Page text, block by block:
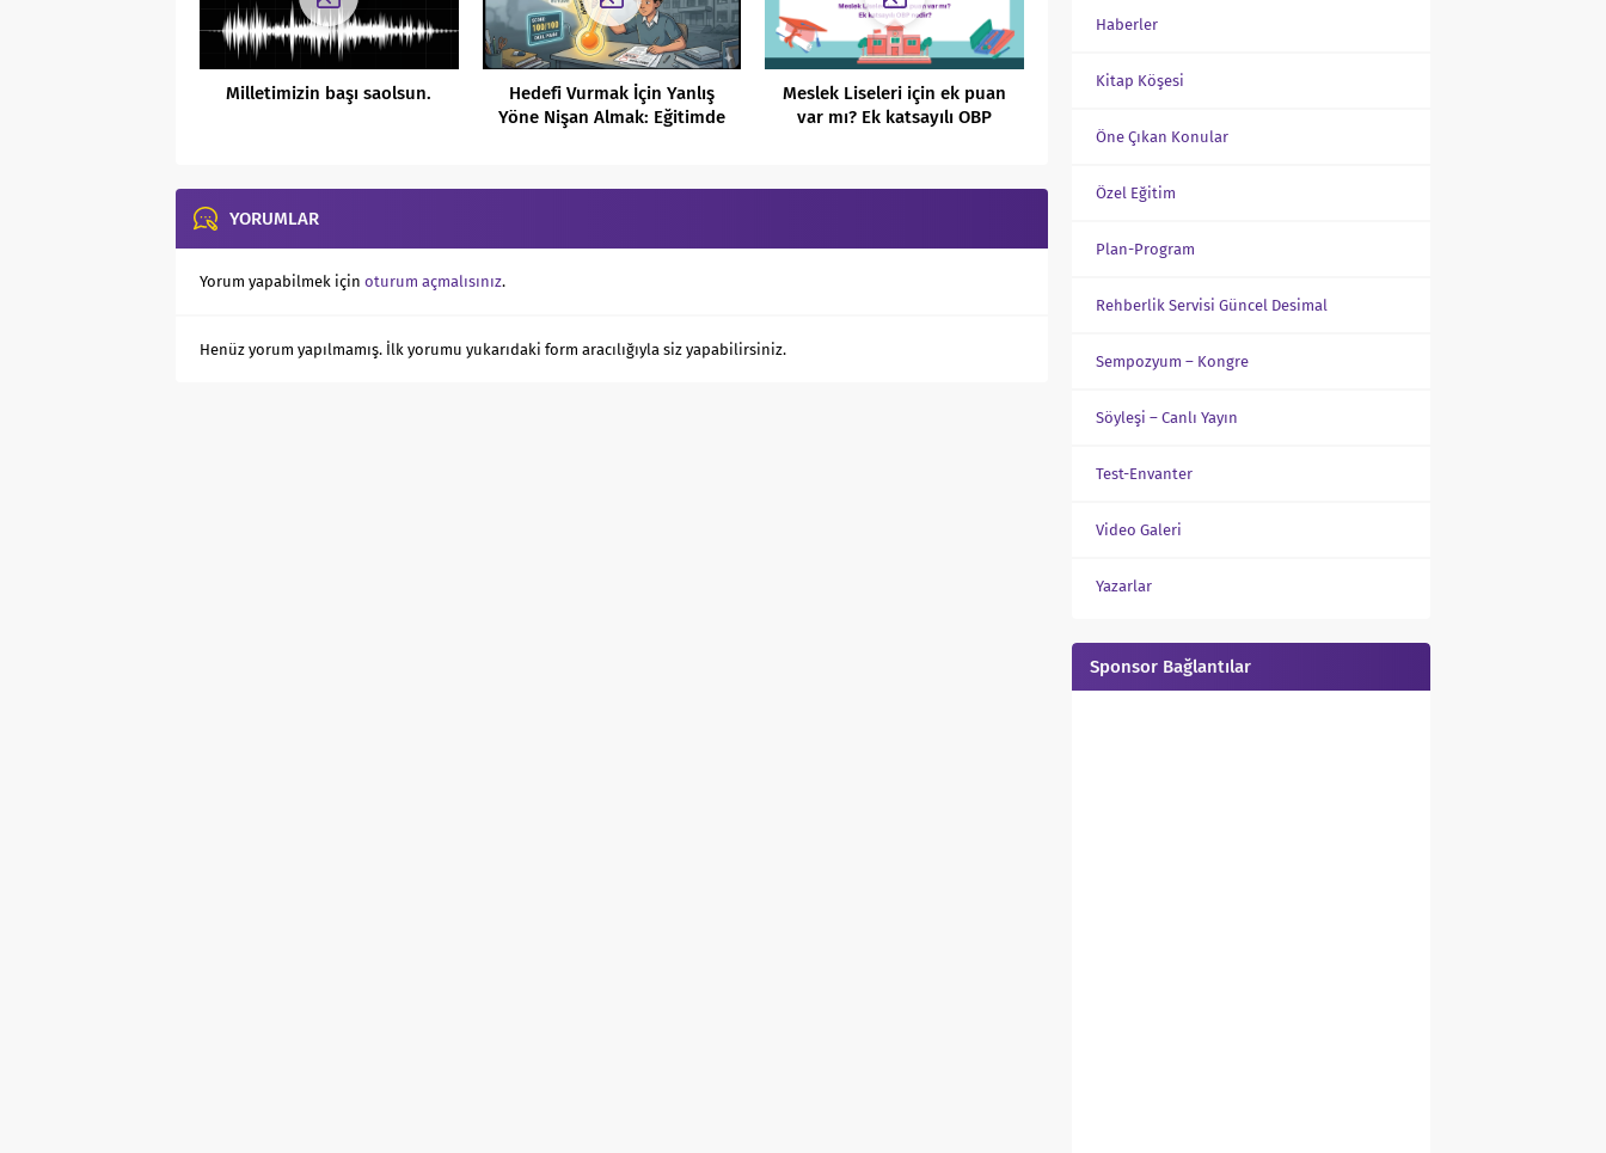
Milletimizin başı saolsun.
Hedefi Vurmak İçin Yanlış
Yöne Nişan Almak: Eğitimde
Meslek Liseleri için ek puan
var mı? Ek katsayılı OBP
YORUMLAR
Yorum yapabilmek için oturum açmalısınız.
Henüz yorum yapılmamış. İlk yorumu yukarıdaki form aracılığıyla siz yapabilirsiniz.
Haberler
Kitap Köşesi
Öne Çıkan Konular
Özel Eğitim
Plan-Program
Rehberlik Servisi Güncel Desimal
Sempozyum – Kongre
Söyleşi – Canlı Yayın
Test-Envanter
Video Galeri
Yazarlar
Sponsor Bağlantılar